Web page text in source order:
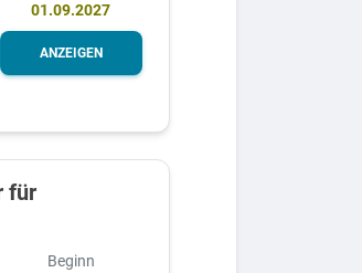
01.09.2027
ANZEIGEN
für
Beginn